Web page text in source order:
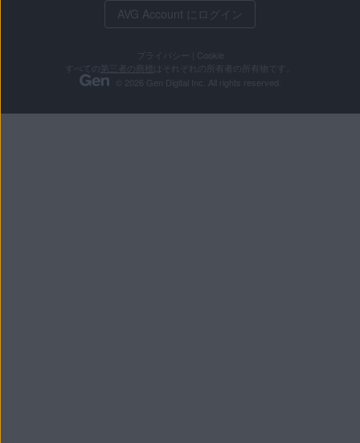
AVG Account にログイン
プライバシー
Cookie
第三者の商標
はそれぞれの所有者の所有物です。
© 2026 Gen Digital Inc. All rights reserved.